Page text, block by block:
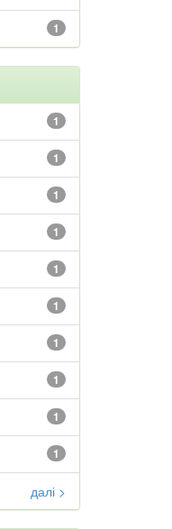
1
1
1
1
1
1
1
1
1
1
1
далі >